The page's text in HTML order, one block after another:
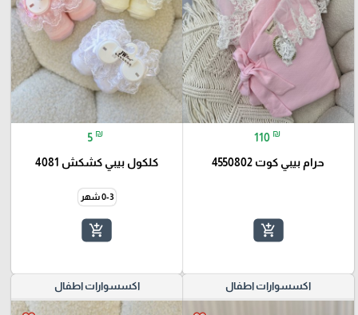
110 ₪
حرام بيبي كوت 4550802
add_shopping_cart
5 ₪
كلكول بيبي كشكش 4081
0-3 شهر
add_shopping_cart
اكسسوارات اطفال اكسسوارات اطفال